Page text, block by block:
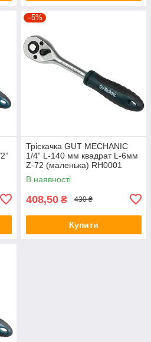
–5%
Тріскачка GUT MECHANIC
1/4” L-140 мм квадрат L-6мм
Z-72 (маленька) RH0001
В наявності
408,50 ₴ 430 ₴
Купити